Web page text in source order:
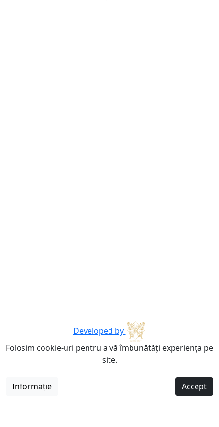
Developed by
Folosim cookie-uri pentru a vă îmbunătăți experiența pe
site.
Informație Accept